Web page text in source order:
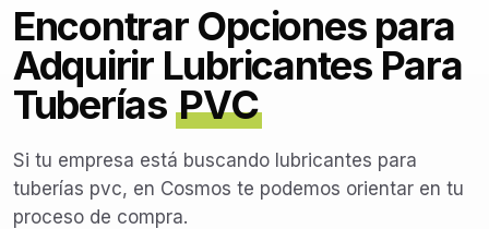
Encontrar Opciones para
Adquirir Lubricantes Para
Tuberías PVC
Si tu empresa está buscando lubricantes para
tuberías pvc, en Cosmos te podemos orientar en tu
proceso de compra.